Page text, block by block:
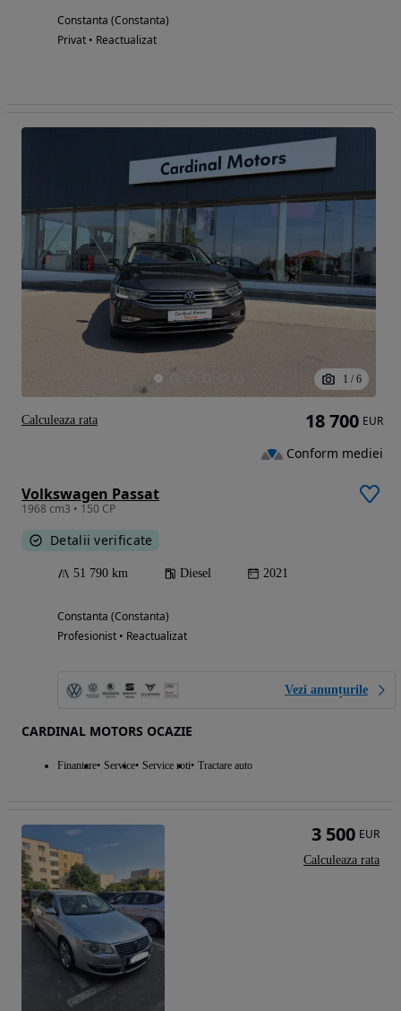
Constanta (Constanta)
Privat • Reactualizat
1 / 6
Volkswagen Passat
1968 cm3 • 150 CP
Detalii verificate
51 790 km Diesel 2021
Constanta (Constanta)
Profesionist • Reactualizat
Vezi anunțurile
CARDINAL MOTORS OCAZIE
Finantare Service Service roti Tractare auto
18 700 EUR
Conform mediei
Calculeaza rata
3 500 EUR
Calculeaza rata